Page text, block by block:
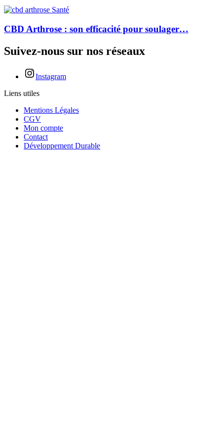
Santé
CBD Arthrose : son efficacité pour soulager…
Suivez-nous sur nos réseaux
Instagram
Liens utiles
Mentions Légales
CGV
Mon compte
Contact
Développement Durable